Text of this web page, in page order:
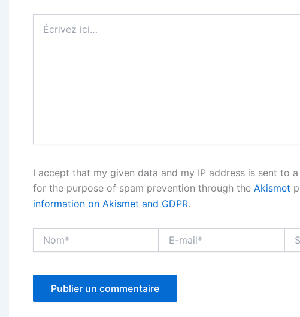
ici…
I accept that my given data and my IP address is sent to
for the purpose of spam prevention through the Akismet
information on Akismet and GDPR.
mail*